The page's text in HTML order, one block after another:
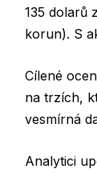
135 dolarů
korun). S
Cílené
na trzích,
vesmírná
Analytici